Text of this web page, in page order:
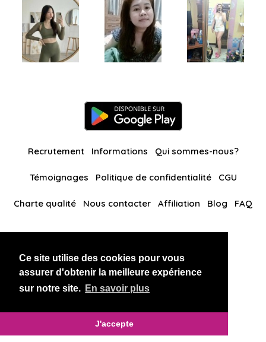
Ce site utilise des cookies pour vous
assurer d'obtenir la meilleure expérience
sur notre site. En savoir plus
J'accepte
Recrutement Informations Qui sommes-nous?
Témoignages Politique de confidentialité CGU
Charte qualité Nous contacter Affiliation Blog FAQ
BlackAndBeauties RussianKisses